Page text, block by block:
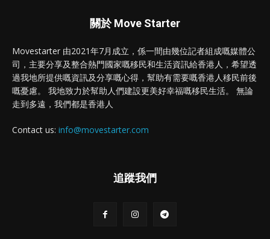
關於 Move Starter
Movestarter 由2021年7月成立，係一間由幾位記者組成嘅媒體公
司，主要分享及整合熱門國家嘅移民和生活資訊給香港人，希望透
過我地所提供嘅資訊及分享嘅心得，幫助有需要嘅香港人移民前後
嘅憂慮。 我地致力於幫助人們建設更美好幸福嘅移民生活。 無論
走到多遠，我們都是香港人
Contact us: info@movestarter.com
追蹤我們